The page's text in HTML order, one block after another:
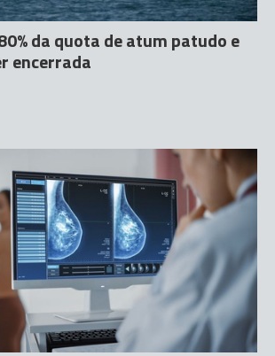
da quota de atum patudo e
encerrada